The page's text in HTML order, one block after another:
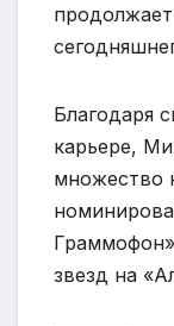
Благодаря
карьере,
множество
звезд на